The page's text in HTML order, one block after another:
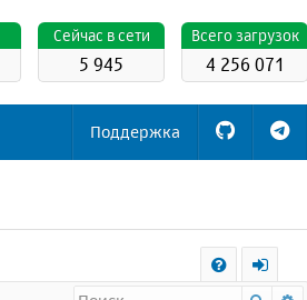
Всего загрузок
4 256 071
Cейчас в сети
5 945
Поддержка